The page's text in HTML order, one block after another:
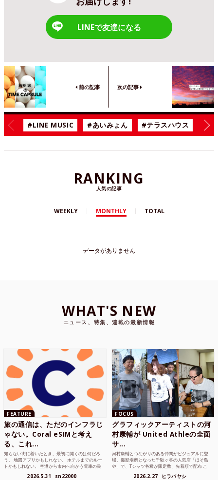
LINEで友達になる
前の記事 次の記事
#LINE MUSIC #あいみょん #テラスハウス #漫
RANKING
人気の記事
WEEKLY MONTHLY TOTAL
データがありません
WHAT'S NEW
ニュース、特集、連載の最新情報
FEATURE
旅の通信は、ただのインフラじ
ゃない。Coral eSIMと考え
る、これ...
知らない街に着いたとき、最初に開くのは何だろ
う。 地図アプリかもしれない。 ホテルまでのルー
トかもしれない。 空港から市内へ向かう電車の乗
2026.5.31 sn22000
FOCUS
グラフィックアーティストの河
村康輔が United Athleの全面
サ...
河村康輔とつながりのある仲間がビジュアルに登
場。撮影場所となった千駄ヶ谷の人気店「ほそ島
や」で、Tシャツ各種が限定数、先着順で配布 こ
2026.2.27 ヒラバヤシ